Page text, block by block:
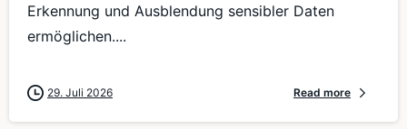
Erkennung und Ausblendung sensibler Daten
ermöglichen....
29. Juli 2026 Read more